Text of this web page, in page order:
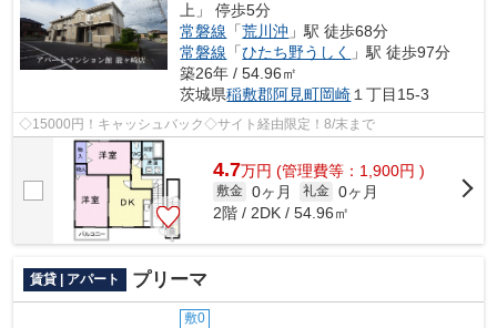
上」 停歩5分
常磐線 「荒川沖 」駅 徒歩68分
常磐線 「ひたち野うしく
」駅 徒歩97分
築26年 / 54.96㎡
茨城県稲敷郡阿見町岡崎１丁目15-3
◇15000円！キャッシュバック◇サイト経由限定！8/末まで
4.7万円 (管理費等：1,900円 )
敷金 0ヶ月 礼金 0ヶ月
2階 / 2DK / 54.96㎡
賃貸 | アパート プリーマ
敷0